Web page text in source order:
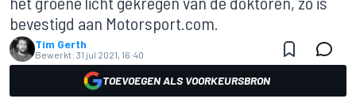
bevestigd aan Motorsport.com.
Tim Gerth
Bewerkt: 31 jul 2021, 16:40
TOEVOEGEN ALS VOORKEURSBRON